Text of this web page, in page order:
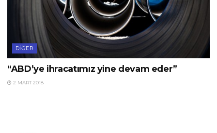
DIĞER
“ABD’ye ihracatımız yine devam eder”
2 MART 2018